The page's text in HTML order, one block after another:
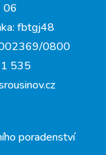
06
fbtgj48
0800
535
poradenství